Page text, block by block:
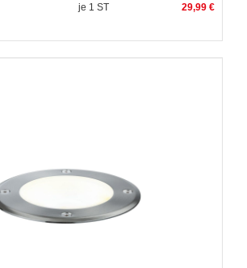
je 1 ST 29,99 €